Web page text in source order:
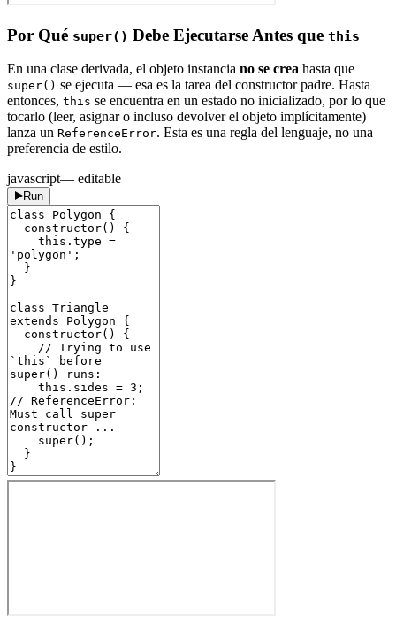
Por Qué super() Debe Ejecutarse Antes que this
En una clase derivada, el objeto instancia no se crea hasta que
super() se ejecuta — esa es la tarea del constructor padre. Hasta
entonces, this se encuentra en un estado no inicializado, por lo que
tocarlo (leer, asignar o incluso devolver el objeto implícitamente)
lanza un ReferenceError. Esta es una regla del lenguaje, no una
preferencia de estilo.
javascript— editable
Run